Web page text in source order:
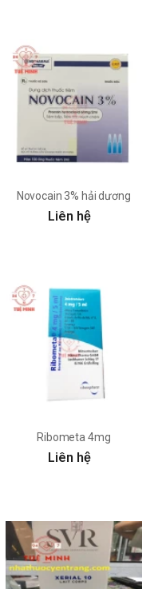
Novocain 3% hải dương
Liên hệ
Ribometa 4mg
Liên hệ